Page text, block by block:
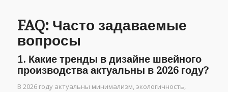
FAQ: Часто задаваемые
вопросы
1. Какие тренды в дизайне швейного
производства актуальны в 2026 году?
В 2026 году актуальны минимализм, экологичность,